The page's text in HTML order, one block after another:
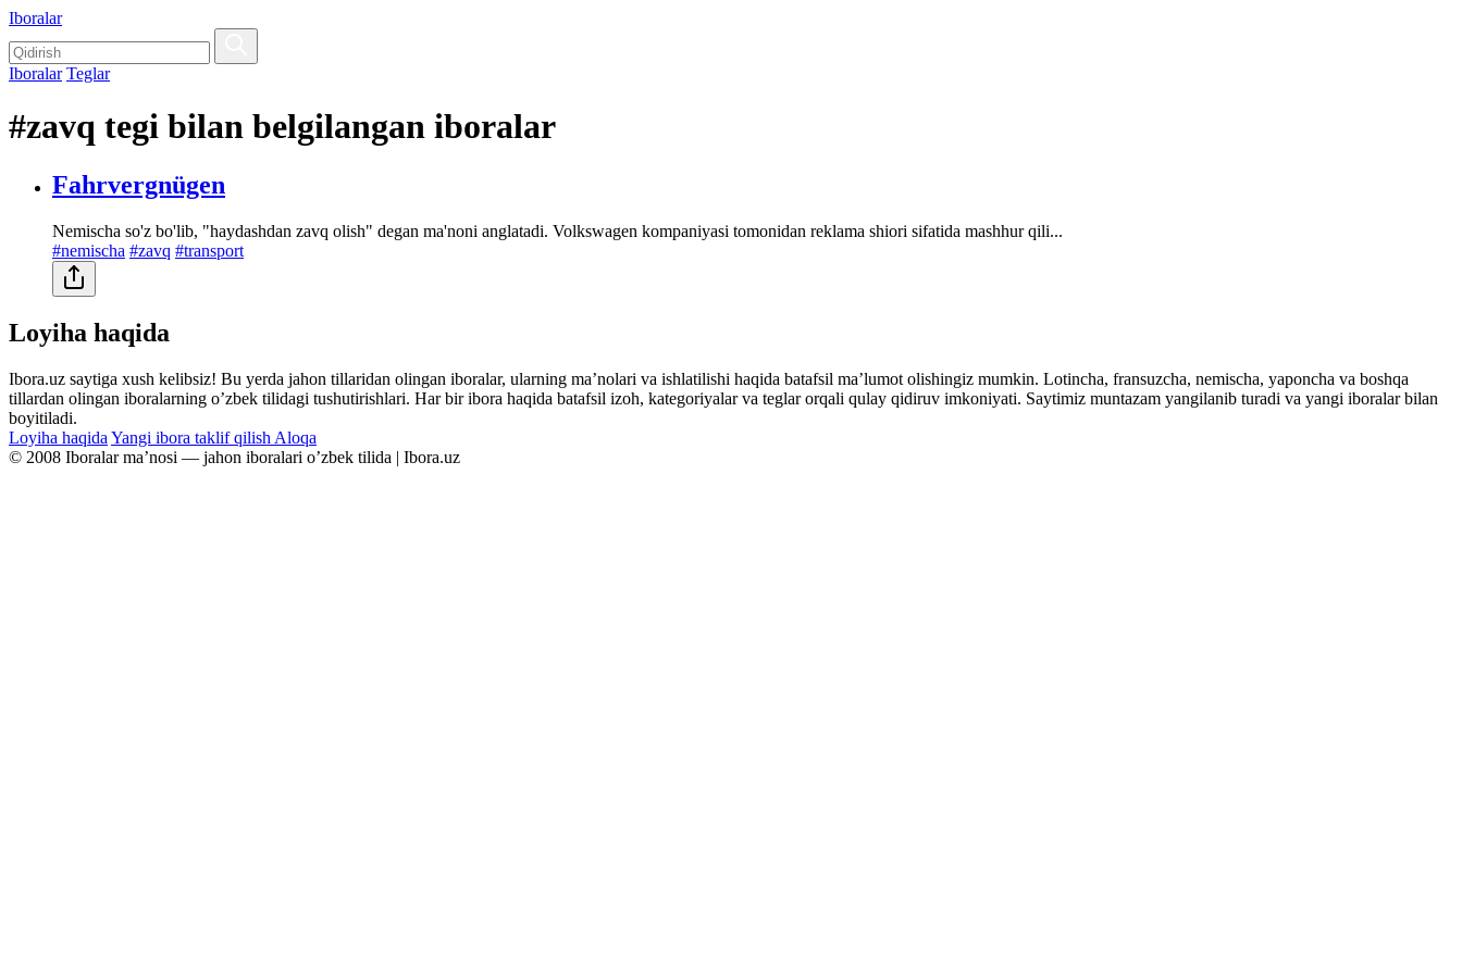
Iboralar
Iboralar Teglar
#zavq tegi bilan belgilangan iboralar
Fahrvergnügen
Nemischa so'z bo'lib, "haydashdan zavq olish" degan ma'noni anglatadi. Volkswagen kompaniyasi tomonidan reklama shiori sifatida mashhur qili...
#nemischa #zavq #transport
Loyiha haqida
Ibora.uz saytiga xush kelibsiz! Bu yerda jahon tillaridan olingan iboralar, ularning maʼnolari va ishlatilishi haqida batafsil maʼlumot olishingiz mumkin. Lotincha, fransuzcha, nemischa, yaponcha va boshqa
tillardan olingan iboralarning oʼzbek tilidagi tushutirishlari. Har bir ibora haqida batafsil izoh, kategoriyalar va teglar orqali qulay qidiruv imkoniyati. Saytimiz muntazam yangilanib turadi va yangi iboralar bilan
boyitiladi.
Loyiha haqida Yangi ibora taklif qilish Aloqa
© 2008 Iboralar maʼnosi — jahon iboralari oʼzbek tilida | Ibora.uz